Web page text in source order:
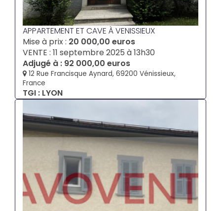
APPARTEMENT ET CAVE À VENISSIEUX
Mise à prix : 20 000,00 euros
VENTE : 11 septembre 2025 à 13h30
Adjugé à : 92 000,00 euros
12 Rue Francisque Aynard, 69200 Vénissieux,
France
TGI : LYON